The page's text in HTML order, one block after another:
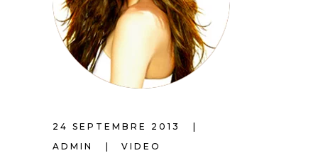
24 SEPTEMBRE 2013
ADMIN
VIDEO